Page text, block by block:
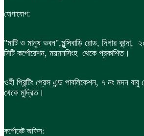
যোগাযোগ:
"মাটি ও মানুষ ভবন",মুন্সিবাড়ি রোড, দিগার কান্দা,
সিটি কর্পোরেশন, ময়মনসিংহ থেকে প্রকাশিত।
ওহী প্রিন্টিং প্রেস এন্ড পাবলিকেশন, ৭ নং মদন
থেকে মুদ্রিত।
কর্পোরেট অফিস: